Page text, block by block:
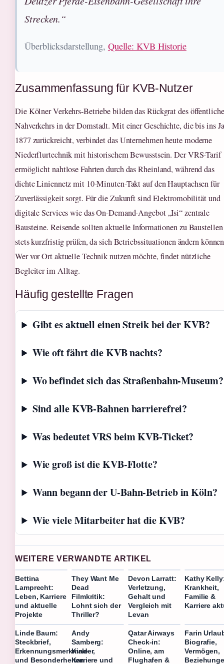
Strecken.“
Überblicksdarstellung, Quelle: KVB Historie
Zusammenfassung für KVB-Nutzer
Die Kölner Verkehrs-Betriebe bilden das Rückgrat des
Nahverkehrs in der Domstadt. Mit einer Geschichte, die bis ins
1877 zurückreicht, verbindet das Unternehmen heute moderne
Niederflurtechnik mit historischem Bewusstsein. Der VRS-Tarif
ermöglicht nahtlose Fahrten durch das Rheinland, während das
dichte Liniennetz mit 10-Minuten-Takt auf den Hauptachsen für
Zuverlässigkeit sorgt. Für die Zukunft sind Elektromobilität und
digitale Services wie das On-Demand-Angebot „Isi“ zentrale
Bausteine. Reisende sollten aktuelle Informationen zu Baustellen
stets kurzfristig prüfen, da sich Betriebssituationen ändern
Wer vor Ort aktuelle Technik nutzen möchte, findet nützliche
Begleiter im Alltag.
Häufig gestellte Fragen
Gibt es aktuell einen Streik bei der KVB?
Wie oft fährt die KVB nachts?
Wo befindet sich das Straßenbahn-Museum?
Sind alle KVB-Bahnen barrierefrei?
Was bedeutet VRS beim KVB-Ticket?
Wie groß ist die KVB-Flotte?
Wann begann der U-Bahn-Betrieb in Köln?
Wie viele Mitarbeiter hat die KVB?
WEITERE VERWANDTE ARTIKEL
Bettina
Lamprecht:
Leben, Karriere
und aktuelle
Projekte
They Want Me
Dead
Filmkritik:
Lohnt sich der
Thriller?
Devon Larratt:
Verletzung,
Gehalt und
Vergleich mit
Levan
Kathy
Krankheit,
Familie &
Karriere
Linde Baum:
Steckbrief,
Erkennungsmerkmale
und Besonderheiten
Andy
Samberg:
Kinder,
Karriere und
Qatar Airways
Check-in:
Online, am
Flughafen &
Farin
Biografie,
Vermögen,